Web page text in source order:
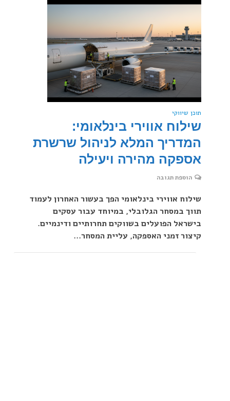
תוכן שיווקי
שילוח אווירי בינלאומי:
המדריך המלא לניהול שרשרת
אספקה מהירה ויעילה
הוספת תגובה
שילוח אווירי בינלאומי הפך בעשור האחרון לעמוד
תווך במסחר הגלובלי, במיוחד עבור עסקים
בישראל הפועלים בשווקים תחרותיים ודינמיים.
קיצור זמני האספקה, עליית המסחר...